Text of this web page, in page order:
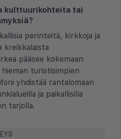
kulttuurikohteita tai
perinteitä, kirkkoja ja
kreikkalaista
pääsee kokemaan
turistisimpien
yhdistää rantalomaan
ja paikallisilla
tarjolla.